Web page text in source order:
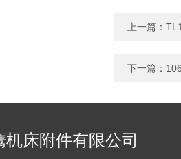
上一篇：
下一篇：
机床附件有限公司